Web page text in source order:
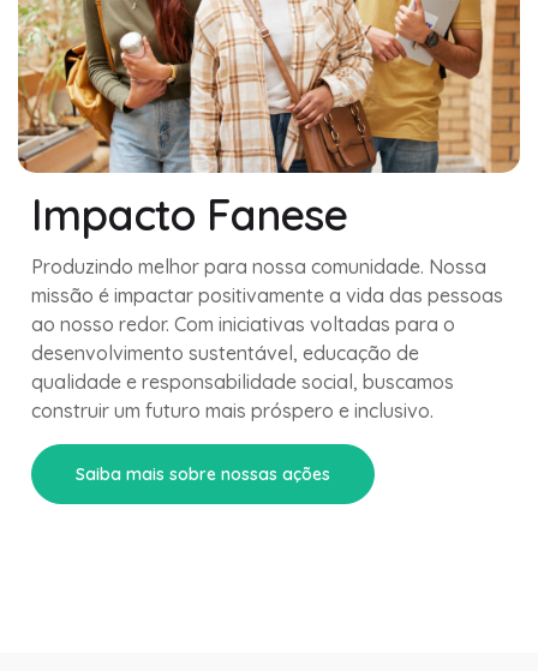
Impacto Fanese
Produzindo melhor para nossa comunidade. Nossa
missão é impactar positivamente a vida das pessoas
ao nosso redor. Com iniciativas voltadas para o
desenvolvimento sustentável, educação de
qualidade e responsabilidade social, buscamos
construir um futuro mais próspero e inclusivo.
Saiba mais sobre nossas ações